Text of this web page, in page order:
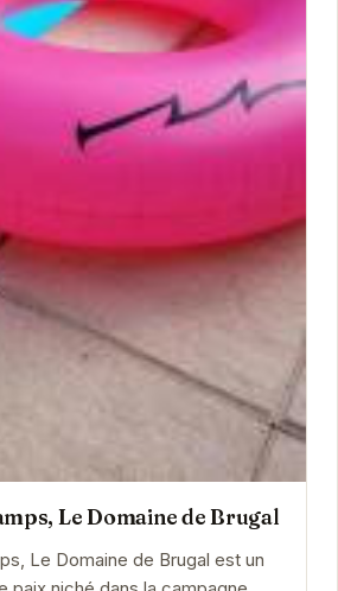
Le Domaine de Brugal
Le Domaine de Brugal est un